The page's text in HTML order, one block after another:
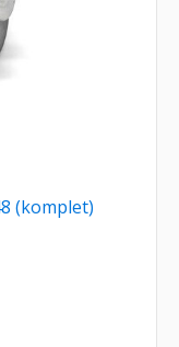
(komplet)